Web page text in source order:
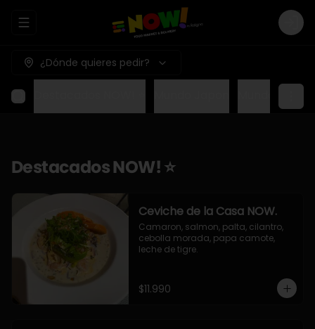
Abrir menu de navegación Login
¿Dónde quieres pedir?
Destacados NOW! ⭐
Ceviche de la Casa NOW.
Camaron, salmon, palta, cilantro,
cebolla morada, papa camote,
leche de tigre.
$11.990